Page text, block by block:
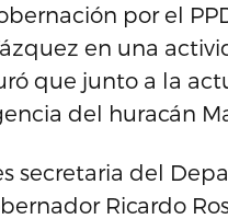
por el
en una
que junto a la
del huracán
secretaria del
Ricardo